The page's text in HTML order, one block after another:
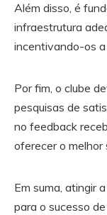
Além disso, é
infraestrutura
incentivando-os
Por fim, o clube
pesquisas de
no feedback
oferecer o melhor
Em suma, atingir
para o sucesso